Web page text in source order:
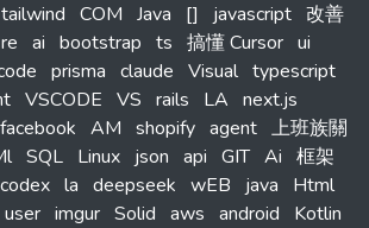
tailwind COM Java [] javascript 改善
re ai bootstrap ts 搞懂 Cursor ui
prisma claude Visual typescript
VSCODE VS rails LA next.js
facebook AM shopify agent 上班族關
SQL Linux json api GIT Ai 框架
codex la deepseek wEB java
Html
user imgur Solid aws android
Kotlin